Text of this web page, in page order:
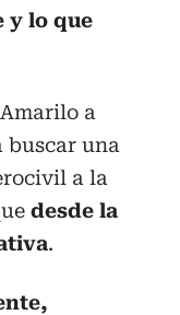
y lo que
a
buscar una
a la
desde la
.